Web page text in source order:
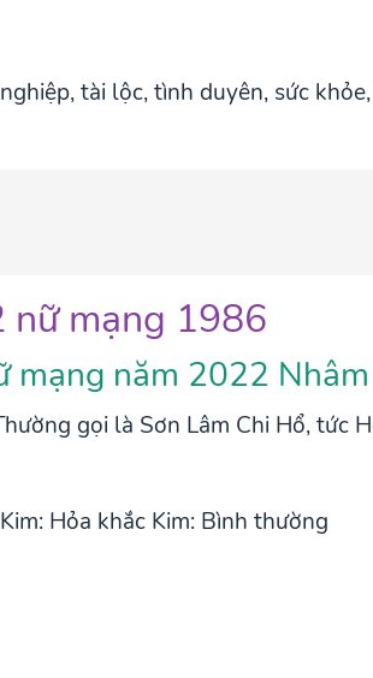
tài lộc, tình duyên, sức
nữ mạng 1986
mạng năm 2022
gọi là Sơn Lâm Chi Hổ, tức
Hỏa khắc Kim: Bình thường